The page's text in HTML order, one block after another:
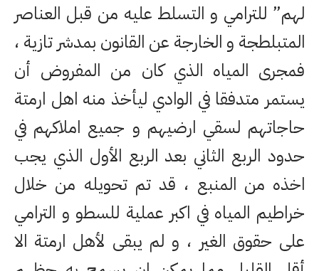
لهم” للترامي و التسلط عليه من قبل العناصر
المتبلطجة و الخارجة عن القانون بمدشر تازية ،
فمجرى المياه الذي كان من المفروض أن
يستمر متدفقا في الوادي ليأخذ منه اهل ارمتة
حاجاتهم لسقي ارضيهم و جميع املاكهم في
حدود الربع الثاني بعد الربع الأول الذي يجب
اخذه من المنبع ، قد تم تحويله من خلال
خراطيم المياه في اكبر عملية للسطو و الترامي
على حقوق الغير ، و لم يبقى لأهل ارمتة الا